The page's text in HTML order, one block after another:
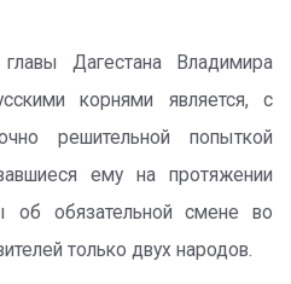
Дагестана Владимира
корнями является, с
решительной попыткой
ему на протяжении
об обязательной смене во
только двух народов.